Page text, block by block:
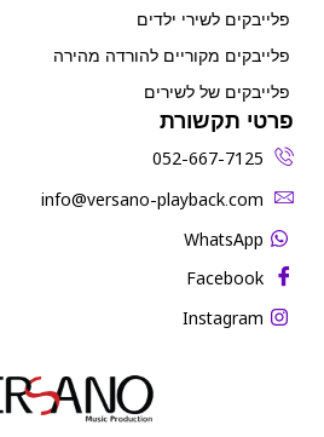
פלייבקים לשירי ילדים
פלייבקים מקוריים להורדה מהירה
פלייבקים של לשירים
פרטי תקשורת
052-667-7125
‫info@versano-playback.com‬
WhatsApp
Facebook
Instagram